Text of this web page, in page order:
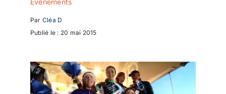
Evénements
Par Cléa D
Publié le : 20 mai 2015